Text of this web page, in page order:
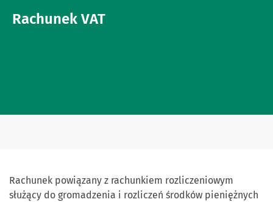
Rachunek VAT
Rachunek powiązany z rachunkiem rozliczeniowym
służący do gromadzenia i rozliczeń środków pieniężnych